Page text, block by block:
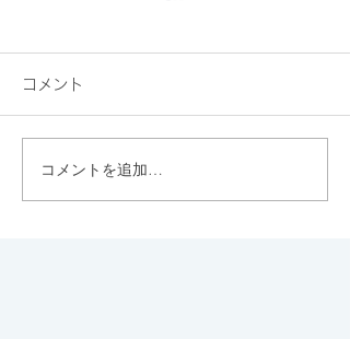
『あの日、君は何をし
コメント
コメントを追加…